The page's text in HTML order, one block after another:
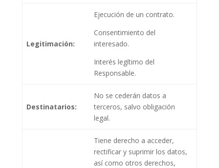
Legitimación:
Ejecución de un contrato.
Consentimiento del
interesado.
Interés legítimo del
Responsable.
Destinatarios:
No se cederán datos a
terceros, salvo obligación
legal.
Tiene derecho a acceder,
rectificar y suprimir los datos,
así como otros derechos,